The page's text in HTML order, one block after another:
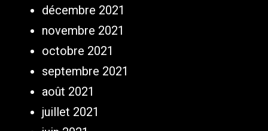
décembre 2021
novembre 2021
octobre 2021
septembre 2021
août 2021
juillet 2021